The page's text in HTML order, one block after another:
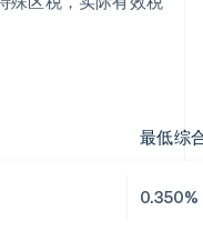
最低综
0.350%